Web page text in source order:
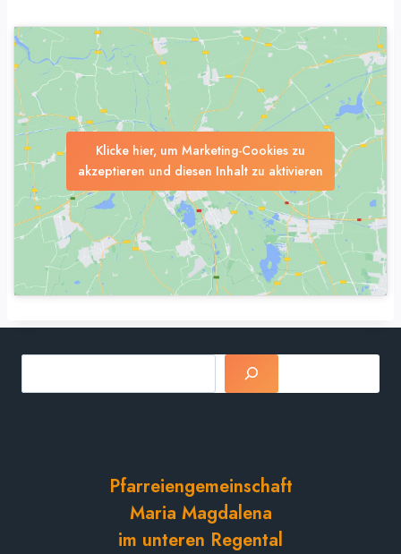
Klicke hier, um Marketing-Cookies zu
akzeptieren und diesen Inhalt zu aktivieren
Suchen
Pfarreiengemeinschaft
Maria Magdalena
im unteren Regental